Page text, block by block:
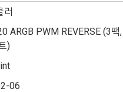
러
ARGB PWM REVERSE (3팩,
)
06